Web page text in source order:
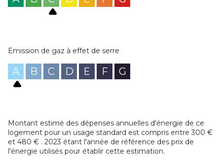
Emission de gaz à effet de serre
A B C D E F G
Montant estimé des dépenses annuelles d'énergie de ce
logement pour un usage standard est compris entre 300 €
et 480 € . 2023 étant l'année de référence des prix de
l'énergie utilisés pour établir cette estimation.